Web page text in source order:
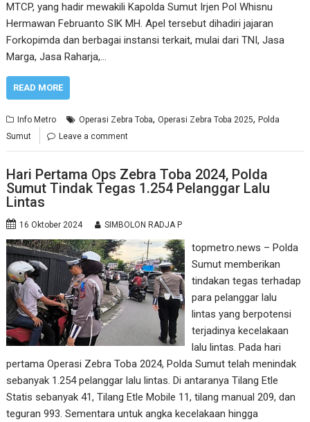
MTCP, yang hadir mewakili Kapolda Sumut Irjen Pol Whisnu
Hermawan Februanto SIK MH. Apel tersebut dihadiri jajaran
Forkopimda dan berbagai instansi terkait, mulai dari TNI, Jasa
Marga, Jasa Raharja,…
READ MORE
Info Metro Operasi Zebra Toba,Operasi Zebra Toba 2025,Polda
Sumut
Leave a comment
Hari Pertama Ops Zebra Toba 2024, Polda
Sumut Tindak Tegas 1.254 Pelanggar Lalu
Lintas
16 Oktober 2024 SIMBOLON RADJA P
topmetro.news – Polda
Sumut memberikan
tindakan tegas terhadap
para pelanggar lalu
lintas yang berpotensi
terjadinya kecelakaan
lalu lintas. Pada hari
pertama Operasi Zebra Toba 2024, Polda Sumut telah menindak
sebanyak 1.254 pelanggar lalu lintas. Di antaranya Tilang Etle
Statis sebanyak 41, Tilang Etle Mobile 11, tilang manual 209, dan
teguran 993. Sementara untuk angka kecelakaan hingga